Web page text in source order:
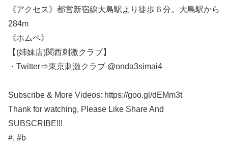
《アクセス》都営新宿線大島駅より徒歩６分。大島駅から
284m
《ホムペ》
【(姉妹店)関西刺激クラブ】
・Twitter⇒東京刺激クラブ @onda3simai4
Subscribe & More Videos: https://goo.gl/dEMm3t
Thank for watching, Please Like Share And
SUBSCRIBE!!!
#, #b